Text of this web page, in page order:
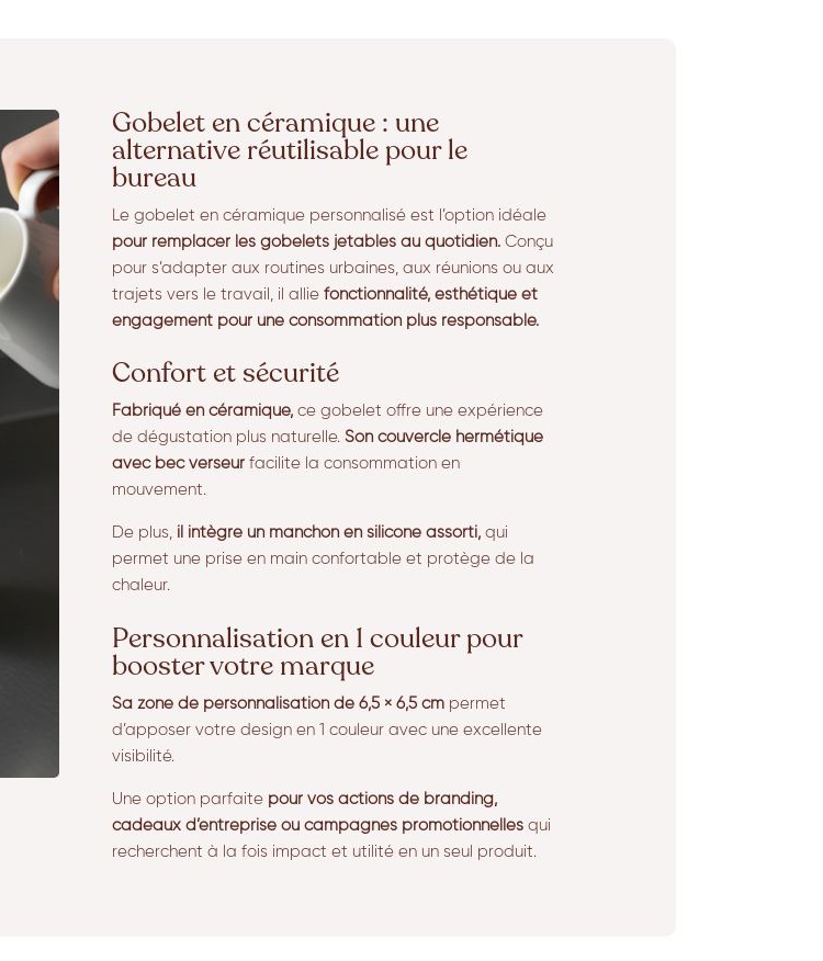
Gobelet en céramique : une
alternative réutilisable pour le
bureau
Le gobelet en céramique personnalisé est l’option idéale
pour remplacer les gobelets jetables au quotidien.Conçu
pour s’adapter aux routines urbaines, aux réunions ou aux
trajets vers le travail, il allie fonctionnalité, esthétique et
engagement pour une consommation plus responsable.
Confort et sécurité
Fabriqué en céramique,ce gobelet offre une expérience
de dégustation plus naturelle. Son couvercle hermétique
avec bec verseurfacilite la consommation en
mouvement.
De plus, il intègre un manchon en silicone assorti,qui
permet une prise en main confortable et protège de la
chaleur.
Personnalisation en 1 couleur pour
booster votre marque
Sa zone de personnalisation de 6,5 × 6,5 cmpermet
d’apposer votre design en 1 couleur avec une excellente
visibilité.
Une option parfaite pour vos actions de branding,
cadeaux d’entreprise ou campagnes promotionnellesqui
recherchent à la fois impact et utilité en un seul produit.